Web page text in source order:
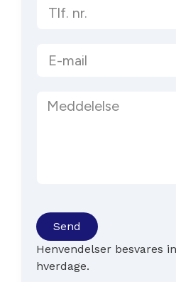
Send
Henvendelser besvares
hverdage.